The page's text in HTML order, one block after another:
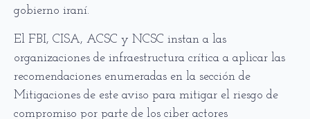
gobierno iraní.
El FBI, CISA, ACSC y NCSC instan a las
organizaciones de infraestructura crítica a aplicar las
recomendaciones enumeradas en la sección de
Mitigaciones de este aviso para mitigar el riesgo de
compromiso por parte de los ciber actores